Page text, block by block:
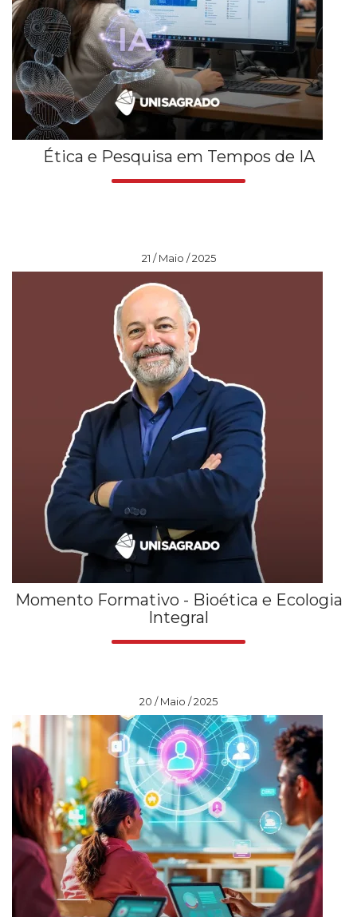
Ética e Pesquisa em Tempos de IA
21 / Maio / 2025
Momento Formativo - Bioética e Ecologia
Integral
20 / Maio / 2025